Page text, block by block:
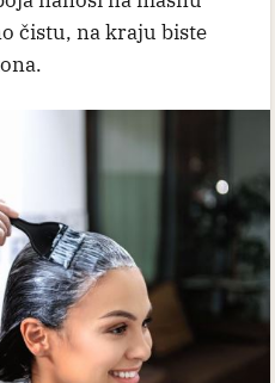
čistu, na kraju biste